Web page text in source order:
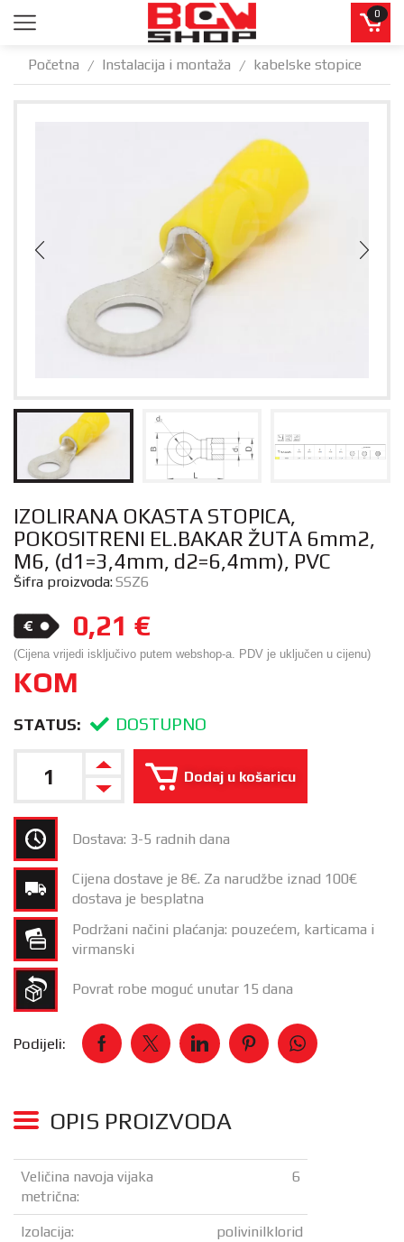
0
Početna / Instalacija i montaža / kabelske stopice
IZOLIRANA OKASTA STOPICA,
POKOSITRENI EL.BAKAR ŽUTA 6mm2,
M6, (d1=3,4mm, d2=6,4mm), PVC
Šifra proizvoda:SSZ6
0,21 €
(Cijena vrijedi isključivo putem webshop-a. PDV je uključen u cijenu)
KOM
STATUS: DOSTUPNO
Dodaj u košaricu
Dostava: 3-5 radnih dana
Cijena dostave je 8€. Za narudžbe iznad 100€
dostava je besplatna
Podržani načini plaćanja: pouzećem, karticama i
virmanski
Povrat robe moguć unutar 15 dana
Podijeli:
OPIS PROIZVODA
Veličina navoja vijaka
metrična:
6
Izolacija:
polivinilklorid